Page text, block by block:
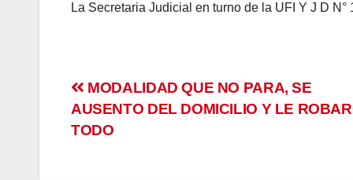
La Secretaria Judicial en turno de la UFI Y J D
Navegación
de
MODALIDAD QUE NO PARA, SE
AUSENTO DEL DOMICILIO Y LE
TODO